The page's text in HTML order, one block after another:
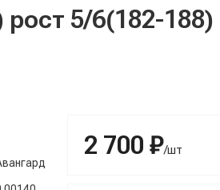
5/6(182-
2 700 ₽/шт